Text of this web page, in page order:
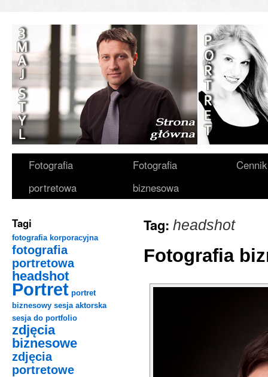
Fotografia
portretowa
Fotografia
biznesowa
Cennik
Tagi
fotografia korporacyjna
fotografia
portretowa
headshot
Portret portret
biznesowy sesja aktorska
sesja do portfolio
zdjęcia
biznesowe
zdjęcia
portretowe
Tag: headshot
Fotografia